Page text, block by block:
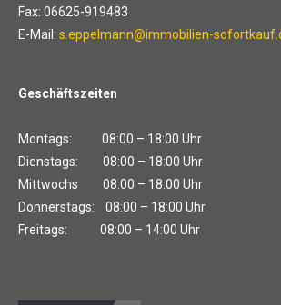
Fax: 06625-919483
E-Mail: s.eppelmann@immobilien-
Geschäftszeiten
Montags: 08:00 – 18:00 Uhr
Dienstags: 08:00 – 18:00 Uhr
Mittwochs 08:00 – 18:00 Uhr
Donnerstags: 08:00 – 18:00 Uhr
Freitags: 08:00 – 14:00 Uhr